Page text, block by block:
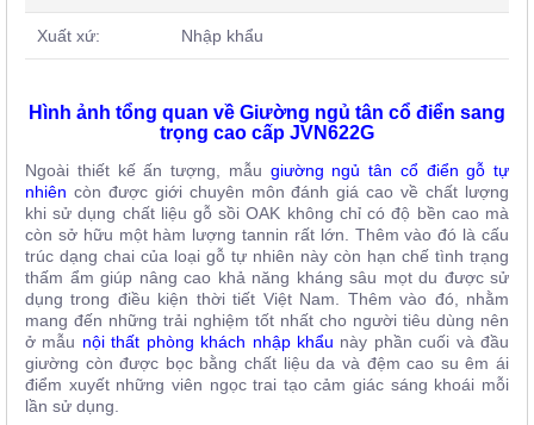
Xuất xứ: Nhập khẩu
Hình ảnh tổng quan về Giường ngủ tân cổ điển sang
trọng cao cấp JVN622G
Ngoài thiết kế ấn tượng, mẫu giường ngủ tân cổ điển gỗ tự
nhiên còn được giới chuyên môn đánh giá cao về chất lượng
khi sử dụng chất liệu gỗ sồi OAK không chỉ có độ bền cao mà
còn sở hữu một hàm lượng tannin rất lớn. Thêm vào đó là cấu
trúc dạng chai của loại gỗ tự nhiên này còn hạn chế tình trạng
thấm ẩm giúp nâng cao khả năng kháng sâu mọt du được sử
dụng trong điều kiện thời tiết Việt Nam. Thêm vào đó, nhằm
mang đến những trải nghiệm tốt nhất cho người tiêu dùng nên
ở mẫu nội thất phòng khách nhập khẩu này phần cuối và đầu
giường còn được bọc bằng chất liệu da và đệm cao su êm ái
điểm xuyết những viên ngọc trai tạo cảm giác sáng khoái mỗi
lần sử dụng.